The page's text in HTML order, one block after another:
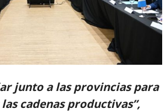
junto a las provincias para
cadenas productivas”,